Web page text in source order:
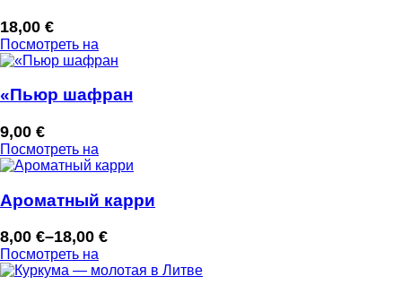
18,00 €
Посмотреть на
«Пьюр шафран
9,00 €
Посмотреть на
Ароматный карри
8,00 €–18,00 €
Диапазон
цен:
Посмотреть на